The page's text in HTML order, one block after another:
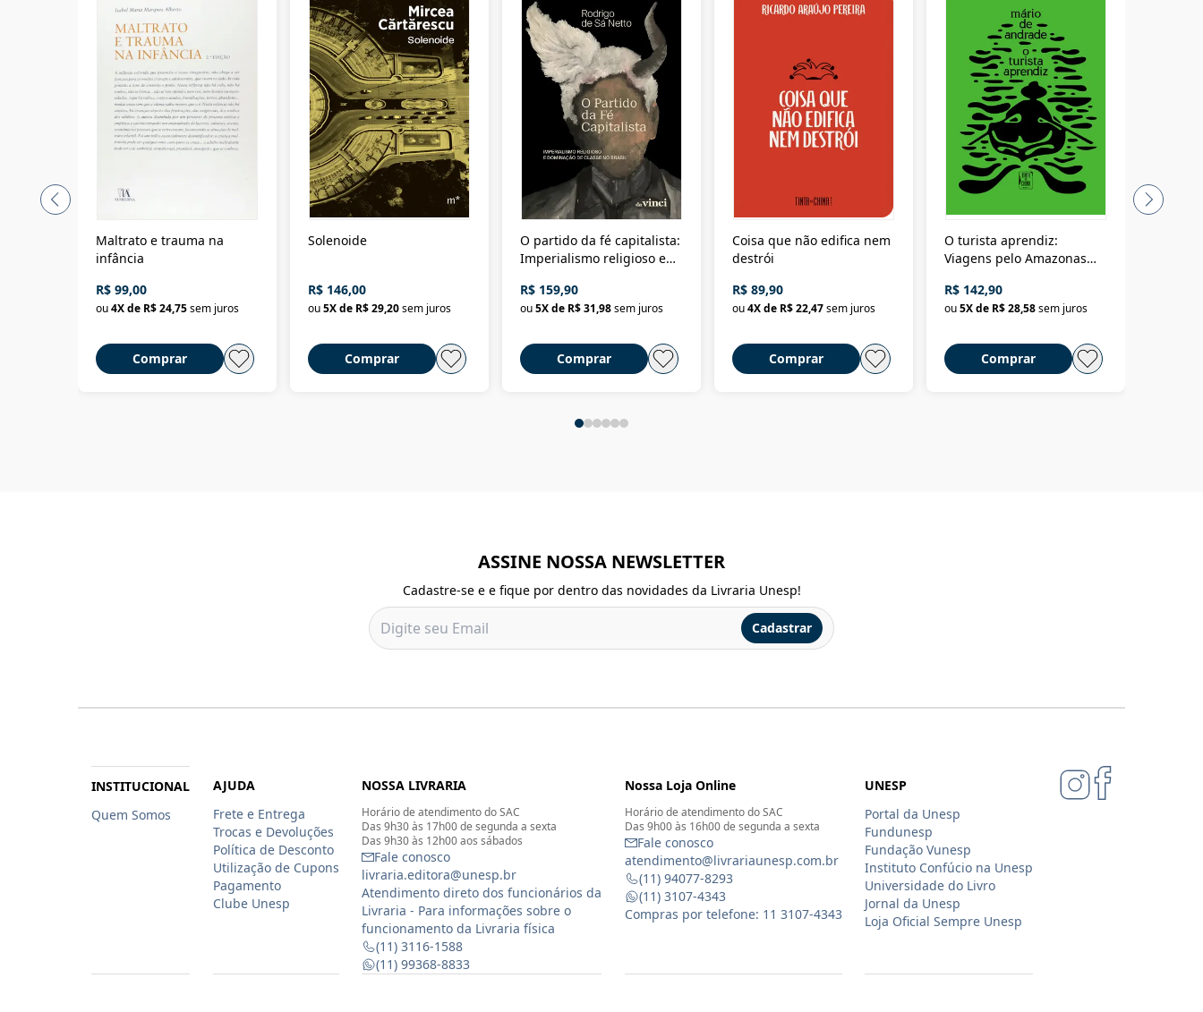
Maltrato e trauma na
infância
R$ 99,00
ou4X de R$ 24,75sem juros
Comprar
Solenoide
R$ 146,00
ou5X de R$ 29,20sem juros
Comprar
O partido da fé capitalista:
Imperialismo religioso e
Brasil
R$ 159,90
ou5X de R$ 31,98sem juros
Comprar
Coisa que não edifica nem
destrói
R$ 89,90
ou4X de R$ 22,47sem juros
Comprar
O turista aprendiz:
Viagens pelo Amazonas
até a Bolívia e por Marajó
até dizer chega
R$ 142,90
ou5X de R$ 28,58sem juros
Comprar
ASSINE NOSSA NEWSLETTER
Cadastre-se e e fique por dentro das novidades da Livraria Unesp!
Cadastrar
INSTITUCIONAL
Quem Somos
AJUDA
Frete e Entrega
Trocas e Devoluções
Política de Desconto
Utilização de Cupons
Pagamento
Clube Unesp
NOSSA LIVRARIA
Horário de atendimento do SAC
Das 9h30 às 17h00 de segunda a sexta
Das 9h30 às 12h00 aos sábados
Fale conosco
livraria.editora@unesp.br
Atendimento direto dos funcionários da
Livraria - Para informações sobre o
funcionamento da Livraria física
(11) 3116-1588
(11) 99368-8833
Nossa Loja Online
Horário de atendimento do SAC
Das 9h00 às 16h00 de segunda a sexta
Fale conosco
atendimento@livrariaunesp.com.br
(11) 94077-8293
(11) 3107-4343
Compras por telefone: 11 3107-4343
UNESP
Portal da Unesp
Fundunesp
Fundação Vunesp
Instituto Confúcio na Unesp
Universidade do Livro
Jornal da Unesp
Loja Oficial Sempre Unesp